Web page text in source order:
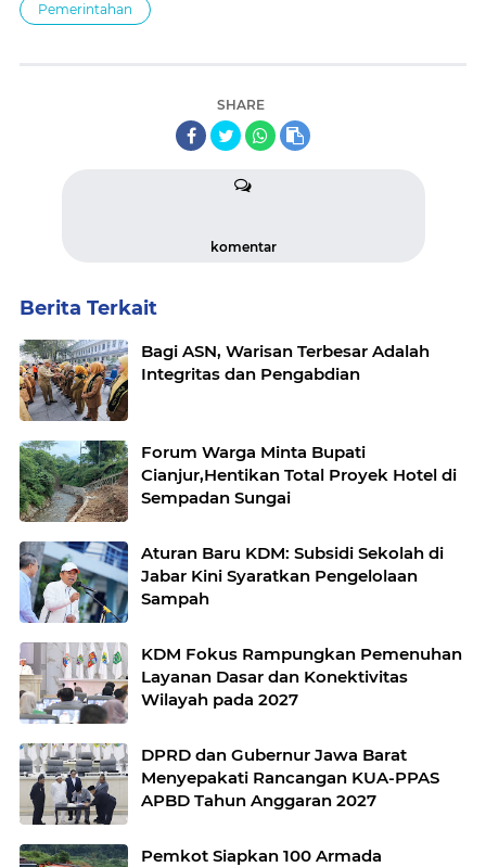
Pemerintahan
SHARE
komentar
Berita Terkait
Bagi ASN, Warisan Terbesar Adalah
Integritas dan Pengabdian
Forum Warga Minta Bupati
Cianjur,Hentikan Total Proyek Hotel di
Sempadan Sungai
Aturan Baru KDM: Subsidi Sekolah di
Jabar Kini Syaratkan Pengelolaan
Sampah
KDM Fokus Rampungkan Pemenuhan
Layanan Dasar dan Konektivitas
Wilayah pada 2027
DPRD dan Gubernur Jawa Barat
Menyepakati Rancangan KUA-PPAS
APBD Tahun Anggaran 2027
Pemkot Siapkan 100 Armada